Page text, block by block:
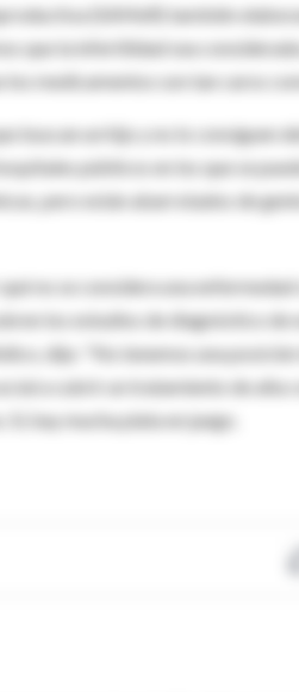
(SAMeR) también
que la infertilidad sea
medicamentos son tan caros
buscan un hijo y no lo consiguen
públicos en los que se
pero están abarrotados de
no se considera una
los estudios de diagnóstico
dijo: "No tenemos una
a cubrir un tratamiento de
hay mucha plata en juego.